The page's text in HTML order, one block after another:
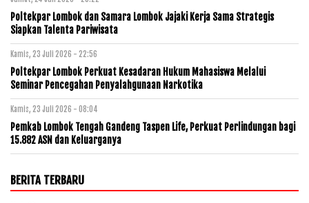
Poltekpar Lombok dan Samara Lombok Jajaki Kerja Sama Strategis
Siapkan Talenta Pariwisata
Kamis, 23 Juli 2026 - 22:56
Poltekpar Lombok Perkuat Kesadaran Hukum Mahasiswa Melalui
Seminar Pencegahan Penyalahgunaan Narkotika
Kamis, 23 Juli 2026 - 08:04
Pemkab Lombok Tengah Gandeng Taspen Life, Perkuat Perlindungan bagi
15.882 ASN dan Keluarganya
BERITA TERBARU